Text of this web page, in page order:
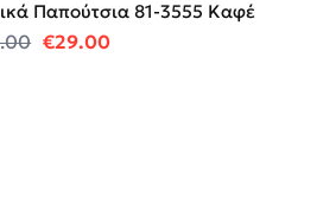
Παπούτσια 81-3555 Καφέ
Original price was: €59.00.
€29.00Η τρέχουσα τιμή